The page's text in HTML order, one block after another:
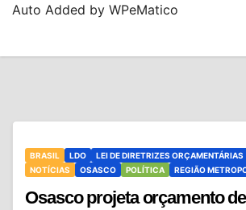
Auto Added by WPeMatico
BRASIL LDO LEI DE DIRETRIZES ORÇAMENTÁRIAS
NOTÍCIAS
OSASCO POLÍTICA REGIÃO
Osasco projeta orçamento